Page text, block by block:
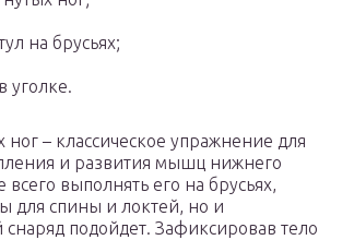
на брусьях;
уголке.
– классическое упражнение для
и развития мышц нижнего
всего выполнять его на брусьях,
для спины и локтей, но и
подойдет. Зафиксировав тело